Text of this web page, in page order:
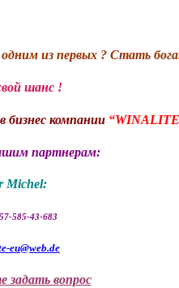
из первых ? Стать
шанс !
бизнес компании
партнерам:
Michel:
585-43-683
eu@web.de
задать вопрос